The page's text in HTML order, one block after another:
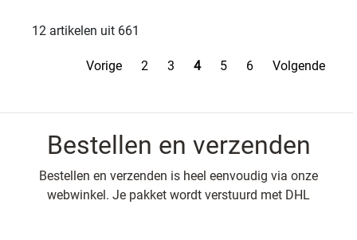
12 artikelen uit 661
Vorige 2 3 4 5 6 Volgende
Bestellen en verzenden
Bestellen en verzenden is heel eenvoudig via onze
webwinkel. Je pakket wordt verstuurd met DHL